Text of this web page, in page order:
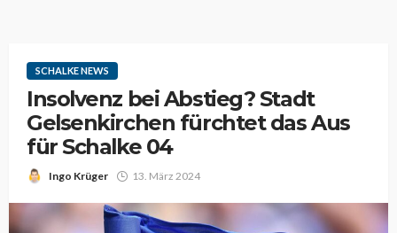
SCHALKE NEWS
Insolvenz bei Abstieg? Stadt
Gelsenkirchen fürchtet das Aus
für Schalke 04
Ingo Krüger 13. März 2024